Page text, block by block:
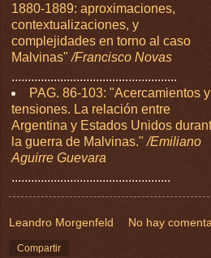
1880-1889: aproximaciones,
contextualizaciones, y
complejidades en torno al caso
Malvinas" /Francisco Novas
...................................................
PAG. 86-103: "Acercamientos y
tensiones. La relación entre
Argentina y Estados Unidos
la guerra de Malvinas."/Emiliano
Aguirre Guevara
.................................................
Leandro Morgenfeld No hay
Compartir